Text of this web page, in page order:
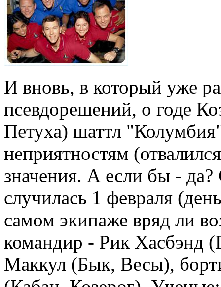
И вновь, в который уже
псевдорешений, о годе
Петуха) шаттл
неприятностям
значения. А если бы -
случилась 1 февраля
самом экипаже вряд ли
командир - Рик Хасбэнд
Маккул (Бык, Весы),